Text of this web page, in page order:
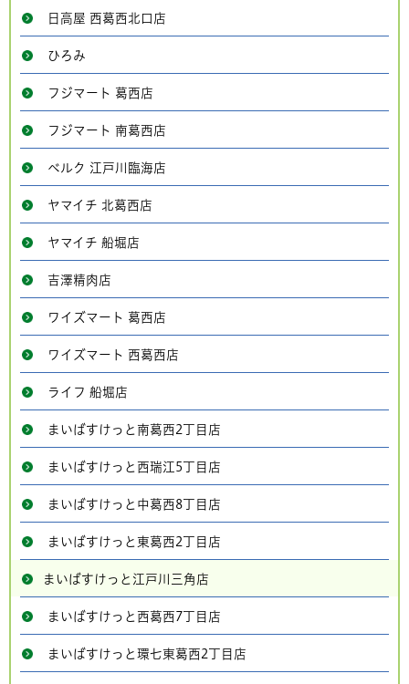
日高屋 西葛西北口店
ひろみ
フジマート 葛西店
フジマート 南葛西店
ベルク 江戸川臨海店
ヤマイチ 北葛西店
ヤマイチ 船堀店
吉澤精肉店
ワイズマート 葛西店
ワイズマート 西葛西店
ライフ 船堀店
まいばすけっと南葛西2丁目店
まいばすけっと西瑞江5丁目店
まいばすけっと中葛西8丁目店
まいばすけっと東葛西2丁目店
まいばすけっと江戸川三角店
まいばすけっと西葛西7丁目店
まいばすけっと環七東葛西2丁目店